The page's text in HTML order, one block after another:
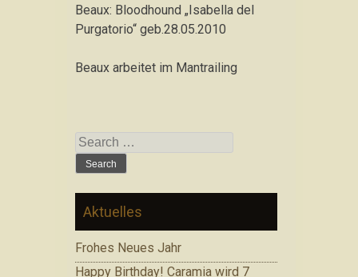
Beaux: Bloodhound „Isabella del
Purgatorio“ geb.28.05.2010
Beaux arbeitet im Mantrailing
Search for:
Aktuelles
Frohes Neues Jahr
Happy Birthday! Caramia wird 7